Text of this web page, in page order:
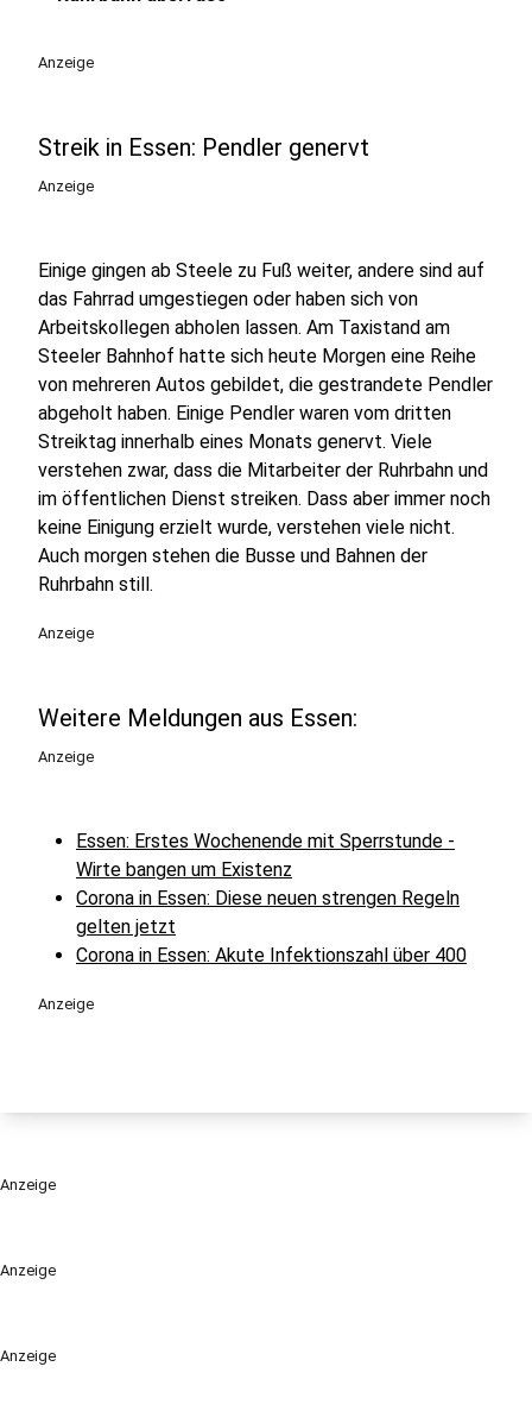
Anzeige
Anzeige
play_circle
Anzeige
Streik in Essen: Pendler genervt
Anzeige
Einige gingen ab Steele zu Fuß weiter, andere sind auf
das Fahrrad umgestiegen oder haben sich von
Arbeitskollegen abholen lassen. Am Taxistand am
Steeler Bahnhof hatte sich heute Morgen eine Reihe
von mehreren Autos gebildet, die gestrandete Pendler
abgeholt haben. Einige Pendler waren vom dritten
Streiktag innerhalb eines Monats genervt. Viele
verstehen zwar, dass die Mitarbeiter der Ruhrbahn und
im öffentlichen Dienst streiken. Dass aber immer noch
keine Einigung erzielt wurde, verstehen viele nicht.
Auch morgen stehen die Busse und Bahnen der
Ruhrbahn still.
Anzeige
Weitere Meldungen aus Essen:
Anzeige
Essen: Erstes Wochenende mit Sperrstunde -
Wirte bangen um Existenz
Corona in Essen: Diese neuen strengen Regeln
gelten jetzt
Corona in Essen: Akute Infektionszahl über 400
Anzeige
Anzeige